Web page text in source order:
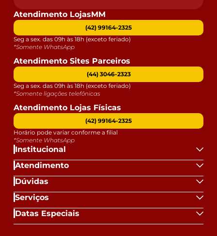
Institucional
Atendimento
Dúvidas
Serviços
Datas Especiais
Atendimento LojasMM
(42) 99164-2325
Seg a sex. das 09h às 18h (exceto feriado)
*Somente WhatsApp
Atendimento Sites Parceiros
(44) 3046-2323
Seg a sex. das 09h às 18h (exceto feriado)
*Somente ligações telefônicas
Atendimento Lojas Físicas
(42) 99164-2325
Horário pode variar conforme a filial
*Somente WhatsApp